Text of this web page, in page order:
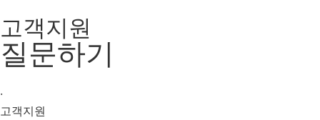
고객지원
질문하기
·
고객지원